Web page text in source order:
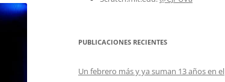
PUBLICACIONES RECIENTES
Un febrero más y ya suman 13 años en el